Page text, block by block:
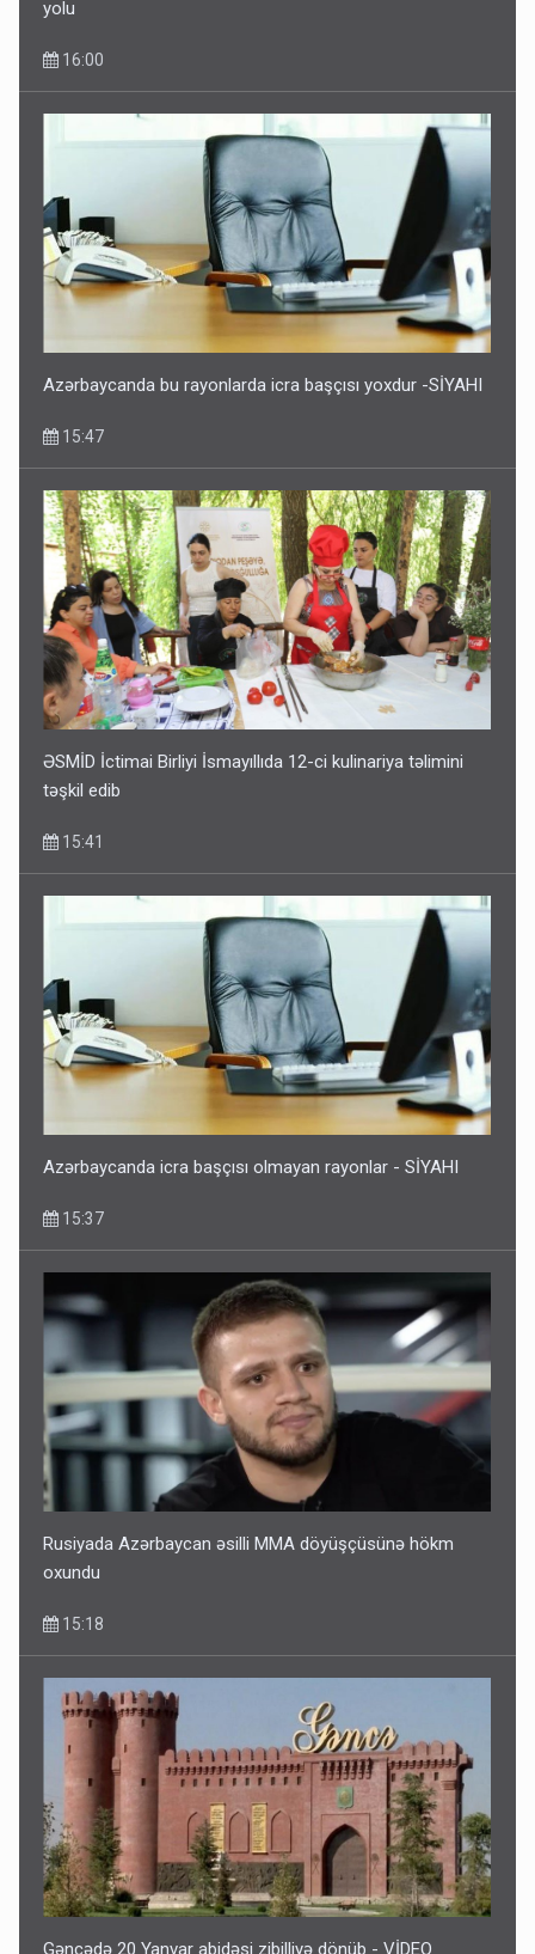
yolu
16:00
Azərbaycanda bu rayonlarda icra başçısı yoxdur -SİYAHI
15:47
ƏSMİD İctimai Birliyi İsmayıllıda 12-ci kulinariya təlimini
təşkil edib
15:41
Azərbaycanda icra başçısı olmayan rayonlar - SİYAHI
15:37
Rusiyada Azərbaycan əsilli MMA döyüşçüsünə hökm
oxundu
15:18
Gəncədə 20 Yanvar abidəsi zibilliyə dönüb - VİDEO